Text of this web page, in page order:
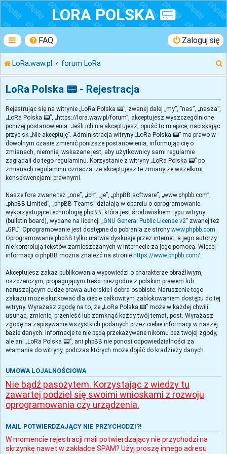
LORA POLSKA 📟
FAQ Zaloguj się
LoRa.waw.pl forum LoRa
z
LoRa Polska 📟 - Rejestracja
Rejestrując się na witrynie „LoRa Polska 📟”, zwanej dalej „my”, ”nas”, „nasza”,
„LoRa Polska 📟”, „https://lora.waw.pl/forum”, akceptujesz wyszczególnione
poniżej postanowienia. Jeśli ich nie akceptujesz, opuść to miejsce, naciskając
przycisk „Nie akceptuję”. Administracja witryny „LoRa Polska 📟” ma prawo w
dowolnym czasie zmienić poniższe postanowienia, informując cię o
zmianach, niemniej wskazane jest, aby użytkownicy sami regularnie
zaglądali do tego regulaminu. Korzystanie z witryny „LoRa Polska 📟” po
zmianach regulaminu oznacza, że akceptujesz te zmiany ze wszelkimi
konsekwencjami prawnymi.
Nasze fora zwane też „one”, „ich”, „je”, „phpBB software”, „www.phpbb.com”,
„phpBB Limited”, „phpBB Teams” działają w oparciu o oprogramowanie
wykorzystujące technologię phpBB, która jest środowiskiem typu witryny
(bulletin board), wydane na licencji „GNU General Public License v2” zwanej też
„GPL”. Oprogramowanie jest dostępne do pobrania ze strony www.phpbb.com.
Oprogramowanie phpBB tylko ułatwia dyskusje przez internet, a jego autorzy
nie kontrolują tekstów zamieszczanych w internecie za jego pomocą. Więcej
informacji o phpBB można znaleźć na stronie https://www.phpbb.com/.
Akceptujesz zakaz publikowania wypowiedzi o charakterze obraźliwym,
oszczerczym, propagującym treści niezgodne z polskim prawem lub
naruszającym cudze prawa autorskie i dobra osobiste. Naruszenie tego
zakazu może skutkować dla ciebie całkowitym zablokowaniem dostępu do tej
witryny. Wyrażasz zgodę na to, że „LoRa Polska 📟” może w każdej chwili
usunąć, zmienić, przenieść lub zamknąć każdy twój temat, post. Wyrażasz
zgodę na zapisywanie wszystkich podanych przez ciebie informacji w naszej
bazie danych. Informacje te nie będą przekazywane nikomu bez twojej zgody,
ale ani „LoRa Polska 📟”, ani phpBB nie ponosi odpowiedzialności za
włamania do witryny, podczas których może dojść do kradzieży danych.
UMOWA LOJALNOŚCIOWA
Nie bądź pasożytem. Korzystając z wiedzy tu
zawartej podziel się swoimi wnioskami z rozwoju
oprogramowania czy urządzenia.
MAIL POTWIERDZAJĄCY NIE PRZYCHODZI?!
W momencie rejestracji mail potwierdzający nie przychodzi na
skrzynkę nawet w zakładce SPAM? Użyj proszę innego adresu